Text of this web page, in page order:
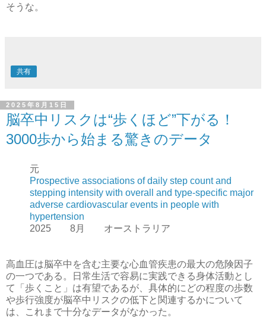
そうな。
共有
2025年8月15日
脳卒中リスクは“歩くほど”下がる！
3000歩から始まる驚きのデータ
元
Prospective associations of daily step count and
stepping intensity with overall and type-specific major
adverse cardiovascular events in people with
hypertension
2025 8月 オーストラリア
高血圧は脳卒中を含む主要な心血管疾患の最大の危険因子
の一つである。日常生活で容易に実践できる身体活動とし
て「歩くこと」は有望であるが、具体的にどの程度の歩数
や歩行強度が脳卒中リスクの低下と関連するかについて
は、これまで十分なデータがなかった。